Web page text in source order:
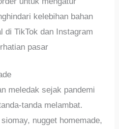
kelebihan bahan
di TikTok dan Instagram
pasar
meledak sejak pandemi
tanda melambat.
nugget homemade,